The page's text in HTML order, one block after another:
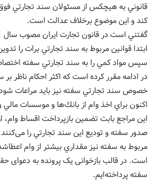
قانوني به هيچكس از مسئولان سند تجارتي
كند و اين موضوع برخلاف عدالت است.
ابتدا قوانين مربوط به سند تجارتي برات را
سپس مواد كمي را به سند تجارتي سفته
در ادامه مقرر كرده است كه اكثر احكام ناظر
خصوص سند تجارتي سفته نيز بايد مراعات
اکنون براي اخذ وام از بانك‌ها و موسسات مالي
اين مراجع بابت تضمين بازپرداخت اقساط وام،
صدور سفته و توديع اين سند تجارتي را
مربوط به سفته نيز مقداري بيشتر از وام
است. در قالب بازخوانی یک پرونده به دعوای
سفته پرداخته‌ایم.